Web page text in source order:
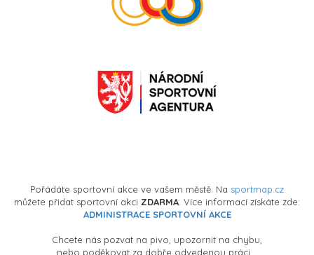
Pořádáte sportovní akce ve vašem městě. Na sportmap.cz
můžete přidat sportovní akci ZDARMA . Více informací získáte zde:
ADMINISTRACE SPORTOVNÍ AKCE
Chcete nás pozvat na pivo, upozornit na chybu,
nebo poděkovat za dobře odvedenou práci ..